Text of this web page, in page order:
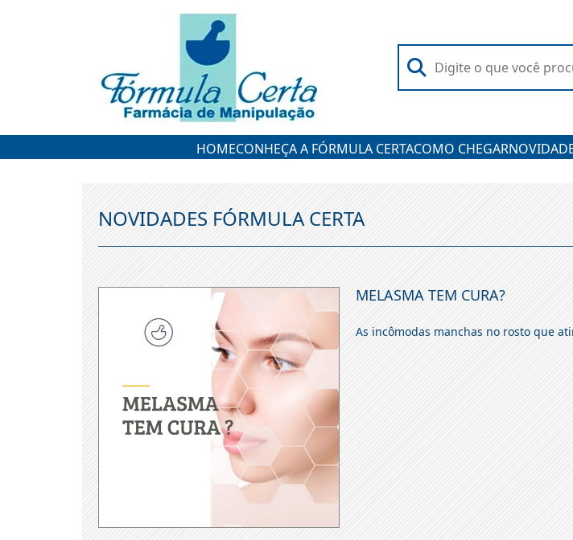
HOMECONHEÇA A FÓRMULA CERTACOMO CHEGAR
NOVIDADES FÓRMULA CERTA
MELASMA TEM CURA?
As incômodas manchas no rosto que